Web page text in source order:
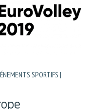
SPORTIFS|